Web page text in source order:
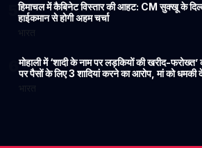
5हिमाचल में कैबिनेट विस्तार की आहट: CM सुक्खू के
हाईकमान से होगी अहम चर्चा
6मोहाली में ‘शादी के नाम पर लड़कियों की खरीद-
पर पैसों के लिए 3 शादियां करने का आरोप, मां को धमकी